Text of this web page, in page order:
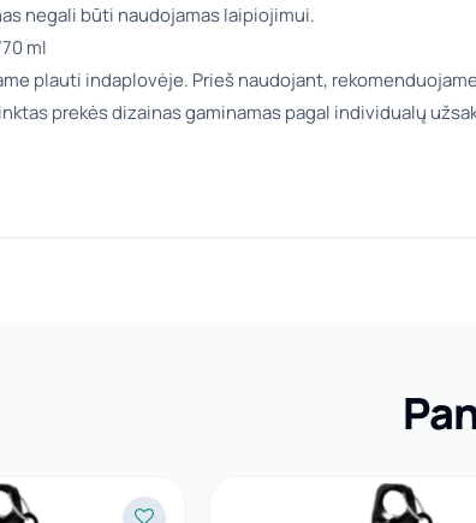
negali būti naudojamas laipiojimui.
ml
plauti indaplovėje. Prieš naudojant,
prekės dizainas gaminamas pagal individualų